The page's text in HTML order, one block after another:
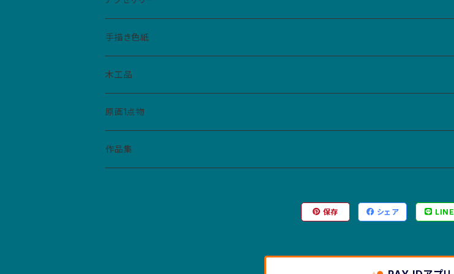
手帳型ケース
仮面
マトリョーシカ
コースター
財布・キーホルダー・パスケース
バッジ
ペーパーバッジ
缶バッジ
イヤリング
ペンダント
手描き色紙
ねこぼん
木工品
原画1点物
作品集
保存 シェア LINE